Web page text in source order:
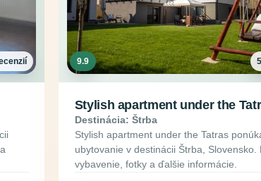
9.9
Stylish apartment under the
Destinácia: Štrba
Stylish apartment under the Tatras
ubytovanie v destinácii Štrba, Slovensko.
vybavenie, fotky a ďalšie informácie.